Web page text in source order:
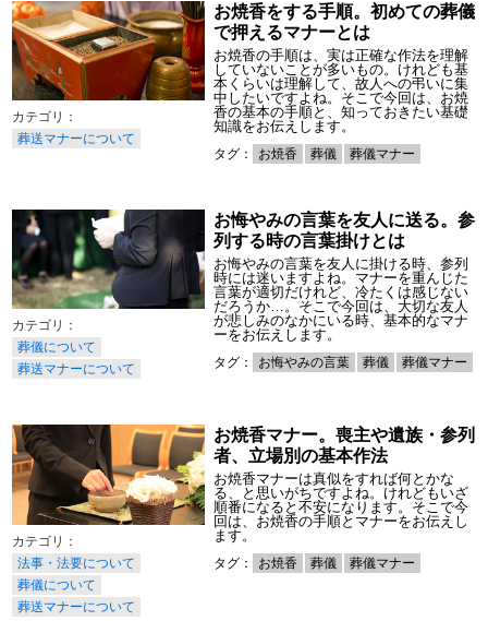
葬送マナーについて
お焼香をする手順。初めての葬儀
で押えるマナーとは
お焼香の手順は、実は正確な作法を理解
していないことが多いもの。けれども基
本くらいは理解して、故人への弔いに集
中したいですよね。そこで今回は、お焼
香の基本の手順と、知っておきたい基礎
知識をお伝えします。
タグ： お焼香 葬儀 葬儀マナー
葬儀について
葬送マナーについて
お悔やみの言葉を友人に送る。参
列する時の言葉掛けとは
お悔やみの言葉を友人に掛ける時、参列
時には迷いますよね。マナーを重んじた
言葉が適切だけれど、冷たくは感じない
だろうか…。そこで今回は、大切な友人
が悲しみのなかにいる時、基本的なマナ
ーをお伝えします。
タグ： お悔やみの言葉 葬儀 葬儀マナー
法事・法要について
葬儀について
葬送マナーについて
お焼香マナー。喪主や遺族・参列
者、立場別の基本作法
お焼香マナーは真似をすれば何とかな
る、と思いがちですよね。けれどもいざ
順番になると不安になります。そこで今
回は、お焼香の手順とマナーをお伝えし
ます。
タグ： お焼香 葬儀 葬儀マナー